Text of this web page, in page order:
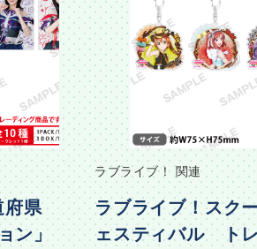
府県
ン」
ラブライブ！ 関連
ラブライブ！スク
ェスティバル ト